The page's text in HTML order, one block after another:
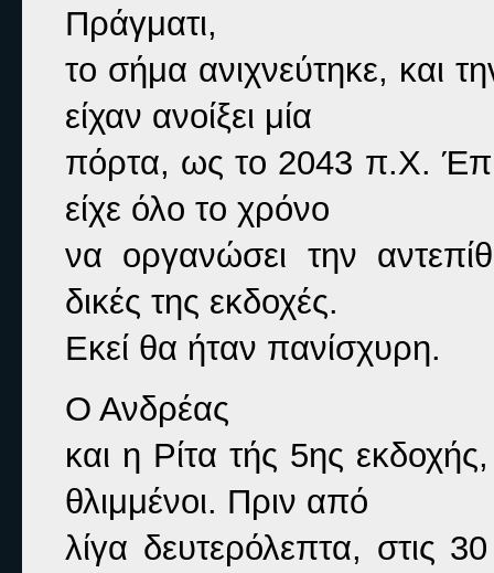
Πράγματι,
το σήμα ανιχνεύτηκε, και
είχαν ανοίξει μία
πόρτα, ως το 2043 π.Χ.
είχε όλο το χρόνο
να οργανώσει την
δικές της εκδοχές.
Εκεί θα ήταν πανίσχυρη.
Ο Ανδρέας
και η Ρίτα τής 5ης
θλιμμένοι. Πριν από
λίγα δευτερόλεπτα, στις